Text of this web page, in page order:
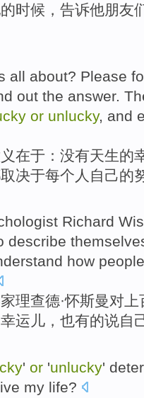
的时候 ， 告诉他朋友
all about? Please
out the answer.
or unlucky, and
在于 ： 没有天生的
取决于每个人 自己的
Richard
describe
how
理查德·怀斯曼对
幸运儿 ， 也有的说自
' or 'unlucky'
my life?